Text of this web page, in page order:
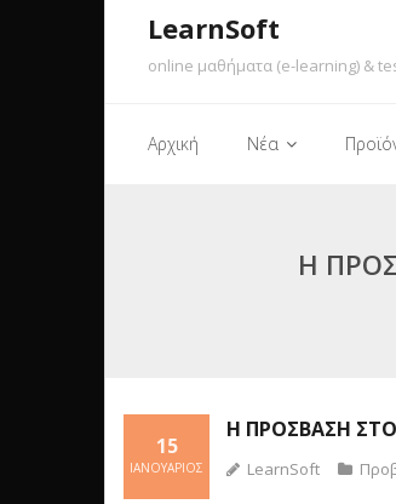
LearnSoft
online μαθήματα (e-learning) &
Αρχική Νέα
Η
Η ΠΡΌΣΒΑΣΗ ΣΤΟ
15
ΙΑΝΟΥΆΡΙΟΣ LearnSoft